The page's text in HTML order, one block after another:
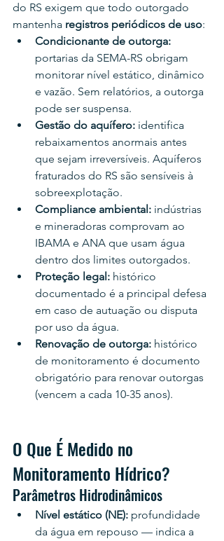
do RS exigem que todo outorgado
mantenha registros periódicos de uso:
Condicionante de outorga:
portarias da SEMA-RS obrigam
monitorar nível estático, dinâmico
e vazão. Sem relatórios, a outorga
pode ser suspensa.
Gestão do aquífero: identifica
rebaixamentos anormais antes
que sejam irreversíveis. Aquíferos
fraturados do RS são sensíveis à
sobreexplotação.
Compliance ambiental: indústrias
e mineradoras comprovam ao
IBAMA e ANA que usam água
dentro dos limites outorgados.
Proteção legal: histórico
documentado é a principal defesa
em caso de autuação ou disputa
por uso da água.
Renovação de outorga: histórico
de monitoramento é documento
obrigatório para renovar outorgas
(vencem a cada 10-35 anos).
O Que É Medido no
Monitoramento Hídrico?
Parâmetros Hidrodinâmicos
Nível estático (NE): profundidade
da água em repouso — indica a